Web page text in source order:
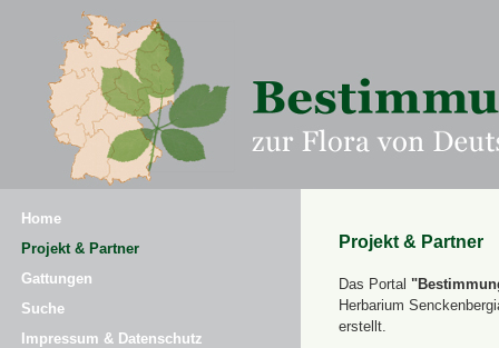
Home
Projekt & Partner
Gattungen
Suche
Impressum & Datenschutz
Projekt & Partner
Das Portal
Herbarium
erstellt.